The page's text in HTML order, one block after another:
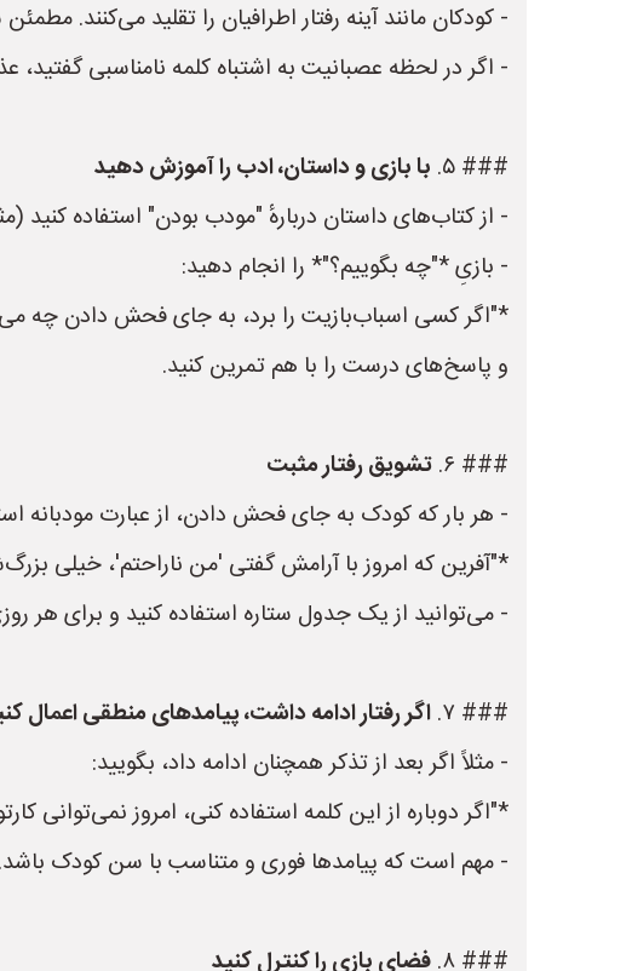
- کودکان مانند آینه رفتار اطرافیان را تقلید می‌کنند.
- اگر در لحظه عصبانیت به اشتباه کلمه نامناسبی
### ۵.
با بازی و داستان، ادب را آموزش دهید
- از کتاب‌های داستان دربارهٔ "مودب بودن" استفاده
- بازیِ *"چه بگوییم؟"* را انجام دهید:
*"اگر کسی اسباب‌بازیت را برد، به جای فحش دادن چه
و پاسخ‌های درست را با هم تمرین کنید.
### ۶.
تشویق رفتار مثبت
- هر بار که کودک به جای فحش دادن، از عبارت مودبانه
*"آفرین که امروز با آرامش گفتی 'من ناراحتم'، خیلی
- می‌توانید از یک جدول ستاره استفاده کنید و برای هر
### ۷.
اگر رفتار ادامه داشت، پیامدهای منطقی اعمال
- مثلاً اگر بعد از تذکر همچنان ادامه داد، بگویید:
*"اگر دوباره از این کلمه استفاده کنی، امروز نمی‌توانی
- مهم است که پیامدها فوری و متناسب با سن کودک باشد.
### ۸.
فضای بازی را کنترل کنید